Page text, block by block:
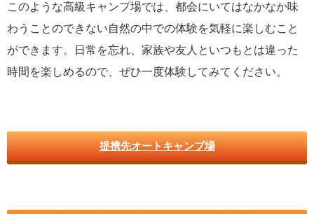
このような高級キャンプ場では、都会にいてはなかなか味
わうことのできない自然の中での体験を気軽に楽しむこと
ができます。日常を忘れ、家族や友人といつもとは違った
時間を楽しめるので、ぜひ一度体験してみてください。
提携先オートキャンプ場